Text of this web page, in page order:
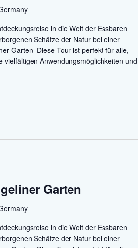
in die Welt der Essbaren
Schätze der Natur bei einer
Garten. Diese Tour ist perfekt für alle,
Anwendungsmöglichkeiten und
Garten
in die Welt der Essbaren
Schätze der Natur bei einer